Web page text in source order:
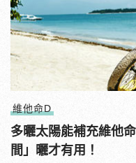
維他命D
多曬太陽能補充維他
間」曬才有用！